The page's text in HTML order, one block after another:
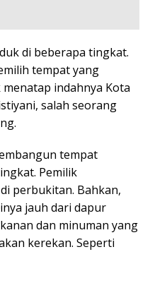
di beberapa tingkat.
tempat yang
indahnya Kota
salah seorang
tempat
Pemilik
perbukitan. Bahkan,
jauh dari dapur
dan minuman yang
kerekan. Seperti